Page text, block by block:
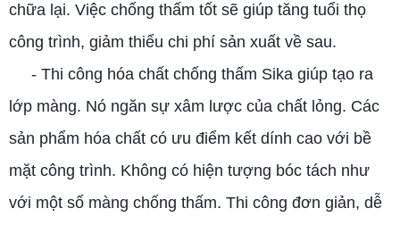
chữa lại. Việc chống thấm tốt sẽ giúp tăng tuổi thọ
công trình, giảm thiểu chi phí sản xuất về sau.
- Thi công hóa chất chống thấm Sika giúp tạo ra
lớp màng. Nó ngăn sự xâm lược của chất lỏng. Các
sản phẩm hóa chất có ưu điểm kết dính cao với bề
mặt công trình. Không có hiện tượng bóc tách như
với một số màng chống thấm. Thi công đơn giản, dễ